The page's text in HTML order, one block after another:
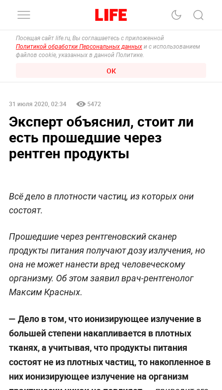
Посещая сайт life.ru, Вы соглашаетесь с приложенной
Политикой обработки Персональных данных и с использованием
файлов cookie, указанных в данной Политике.
ОК
31 июля 2020, 02:34 5472
Эксперт объяснил, стоит ли
есть прошедшие через
рентген продукты
Всё дело в плотности частиц, из которых они
состоят.
Прошедшие через рентгеновский сканер
продукты питания получают дозу излучения, но
она не может нанести вред человеческому
организму. Об этом заявил врач-рентгенолог
Максим Красных.
— Дело в том, что ионизирующее излучение в
большей степени накапливается в плотных
тканях, а учитывая, что продукты питания
состоят не из плотных частиц, то накопленное в
них ионизирующее излучение на организм